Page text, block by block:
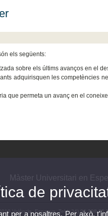
els següents:
sobre els últims avanços en el
adquirisquen les competències
que permeta un avanç en el
Màster Universitari en
València. Espanya. Tel (+34) 96 398 35
de
per a nosaltres. Per això,